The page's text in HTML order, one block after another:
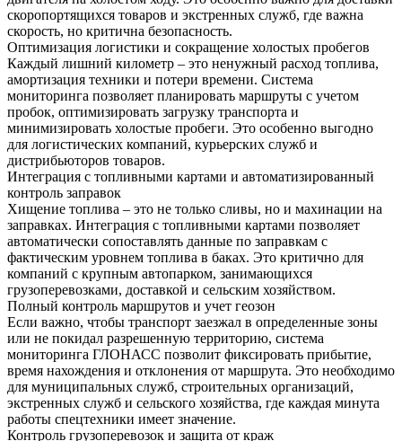
скоропортящихся товаров и экстренных служб, где важна
скорость, но критична безопасность.
Оптимизация логистики и сокращение холостых пробегов
Каждый лишний километр – это ненужный расход топлива,
амортизация техники и потери времени. Система
мониторинга позволяет планировать маршруты с учетом
пробок, оптимизировать загрузку транспорта и
минимизировать холостые пробеги. Это особенно выгодно
для логистических компаний, курьерских служб и
дистрибьюторов товаров.
Интеграция с топливными картами и автоматизированный
контроль заправок
Хищение топлива – это не только сливы, но и махинации на
заправках. Интеграция с топливными картами позволяет
автоматически сопоставлять данные по заправкам с
фактическим уровнем топлива в баках. Это критично для
компаний с крупным автопарком, занимающихся
грузоперевозками, доставкой и сельским хозяйством.
Полный контроль маршрутов и учет геозон
Если важно, чтобы транспорт заезжал в определенные зоны
или не покидал разрешенную территорию, система
мониторинга ГЛОНАСС позволит фиксировать прибытие,
время нахождения и отклонения от маршрута. Это необходимо
для муниципальных служб, строительных организаций,
экстренных служб и сельского хозяйства, где каждая минута
работы спецтехники имеет значение.
Контроль грузоперевозок и защита от краж